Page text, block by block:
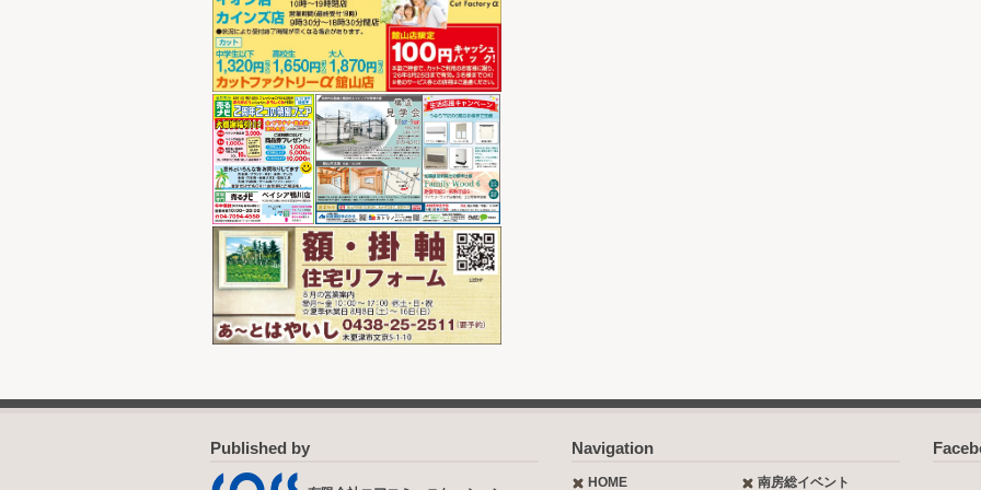
Published by Navigation
HOME 南房総イベント